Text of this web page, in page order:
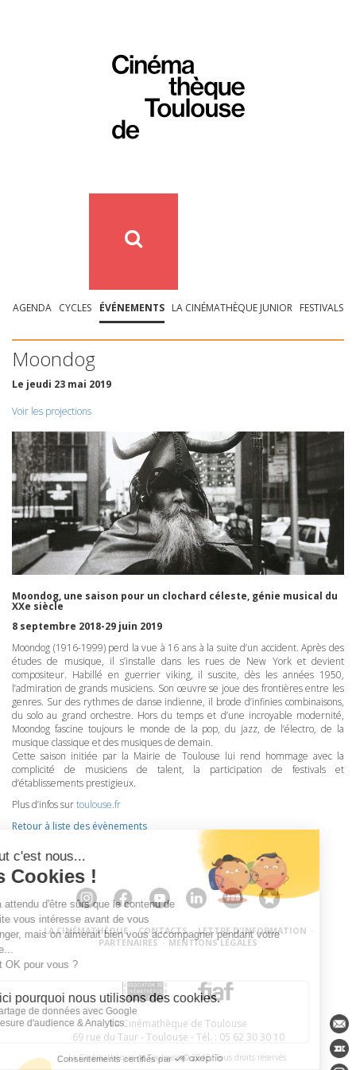
AGENDA CYCLES ÉVÉNEMENTS LA CINÉMATHÈQUE JUNIOR FESTIVALS
Moondog
Le jeudi 23 mai 2019
Voir les projections
Moondog, une saison pour un clochard céleste, génie musical du
XXe siècle
8 septembre 2018-29 juin 2019
Moondog (1916-1999) perd la vue à 16 ans à la suite d’un accident. Après des
études de musique, il s’installe dans les rues de New York et devient
compositeur. Habillé en guerrier viking, il suscite, dès les années 1950,
l’admiration de grands musiciens. Son œuvre se joue des frontières entre les
genres. Sur des rythmes de danse indienne, il brode d’infinies combinaisons,
du solo au grand orchestre. Hors du temps et d’une incroyable modernité,
Moondog fascine toujours le monde de la pop, du jazz, de l’électro, de la
musique classique et des musiques de demain.
Cette saison initiée par la Mairie de Toulouse lui rend hommage avec la
complicité de musiciens de talent, la participation de festivals et
d’établissements prestigieux.
Plus d’infos surtoulouse.fr
Retour à liste des évènements
LA CINÉMATHÈQUE · CONTACTS · LETTRE D'INFORMATION ·
PARTENAIRES · MENTIONS LÉGALES
La Cinémathèque de Toulouse
69 rue du Taur - Toulouse - Tél. : 05 62 30 30 10
La Cinémathèque de Toulouse © 2015. Tous droits réservés.